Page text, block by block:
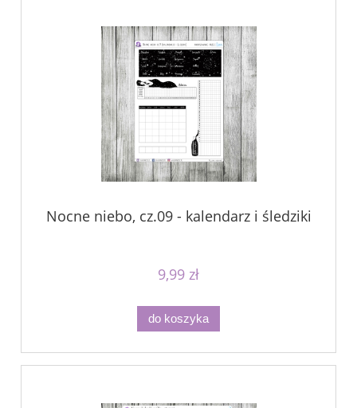
Nocne niebo, cz.09 - kalendarz i śledziki
9,99 zł
do koszyka